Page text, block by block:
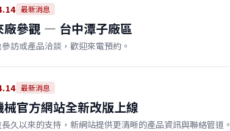
最新消息
廠參觀 — 台中潭子廠區
訪或產品洽談，歡迎來電預約。
最新消息
械官方網站全新改版上線
久以來的支持，新網站提供更清晰的產品資訊與聯絡管道。